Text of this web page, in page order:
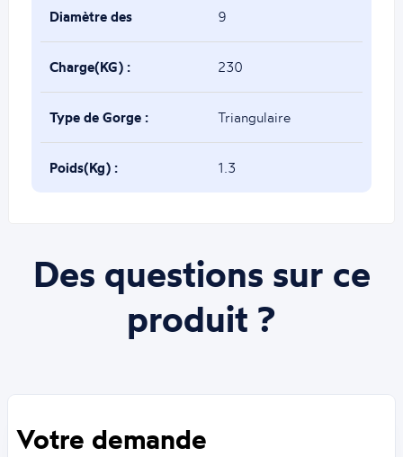
:Diamètre des
trous(mm) :
9
Charge(KG) : 230
Type de Gorge : Triangulaire
Poids(Kg) : 1.3
Des questions sur ce
produit ?
Votre demande